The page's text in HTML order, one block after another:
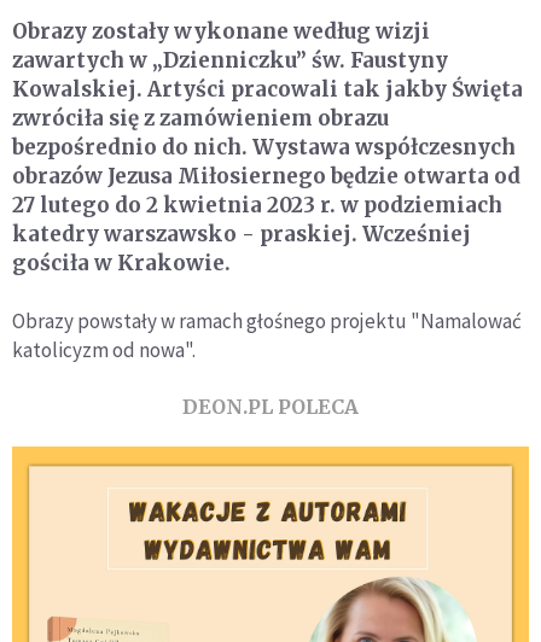
Obrazy zostały wykonane według wizji
zawartych w „Dzienniczku” św. Faustyny
Kowalskiej. Artyści pracowali tak jakby Święta
zwróciła się z zamówieniem obrazu
bezpośrednio do nich. Wystawa współczesnych
obrazów Jezusa Miłosiernego będzie otwarta od
27 lutego do 2 kwietnia 2023 r. w podziemiach
katedry warszawsko - praskiej. Wcześniej
gościła w Krakowie.
Obrazy powstały w ramach głośnego projektu "Namalować
katolicyzm od nowa".
DEON.PL POLECA